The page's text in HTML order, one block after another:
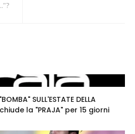
SULL'ESTATE DELLA
la "PRAJA" per 15 giorni